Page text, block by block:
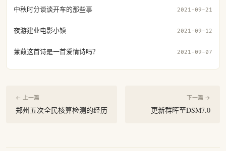
中秋时分谈谈开车的那些事 2021-09-21
夜游建业电影小镇 2021-09-12
蒹葭这首诗是一首爱情诗吗？ 2021-09-07
← 上一篇
郑州五次全民核算检测的经历
下一篇 →
更新群晖至DSM7.0